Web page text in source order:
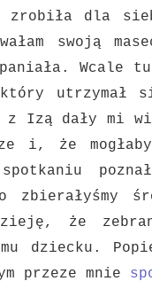
zrobiła dla
swoją
Wcale
utrzymał
z Izą dały mi
i, że
zbierałyśmy
że
dziecku.
przeze mnie